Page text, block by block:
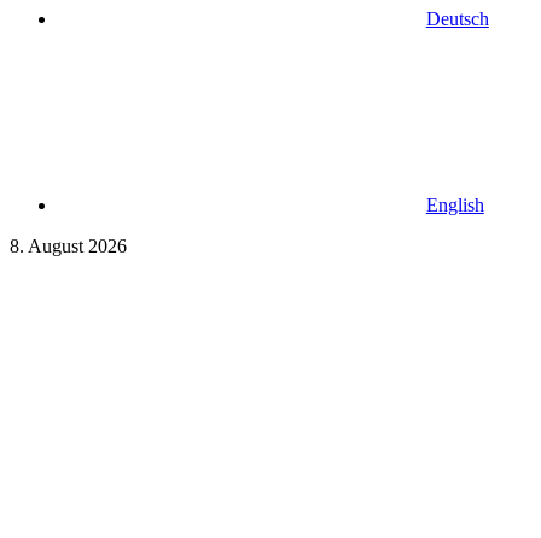
Deutsch
English
8. August 2026